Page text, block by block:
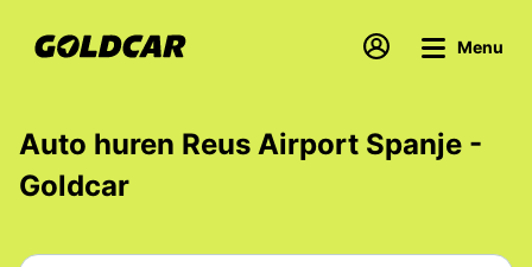
Menu
Auto huren Reus Airport Spanje -
Goldcar